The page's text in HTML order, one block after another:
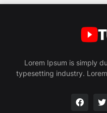
Lorem Ipsum is simply
typesetting industry.